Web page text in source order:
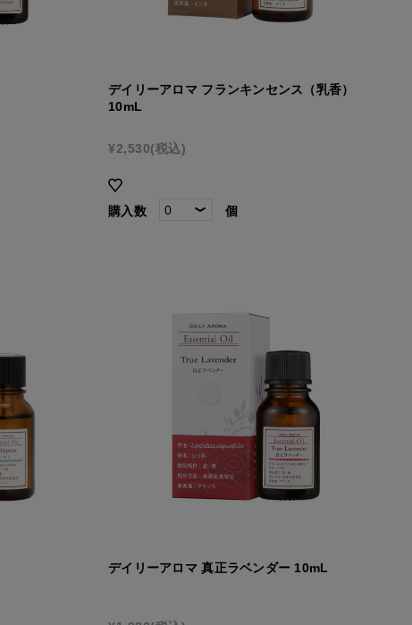
デイリーアロマ フランキンセンス（乳香）
10mL
¥2,530(税込)
購入数 個
デイリーアロマ 真正ラベンダー 10mL